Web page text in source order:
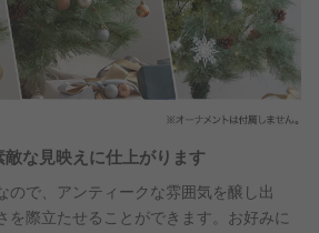
敵な見映えに仕上がります
ので、アンティークな雰囲気を醸し出
を際立たせることができます。お好みに